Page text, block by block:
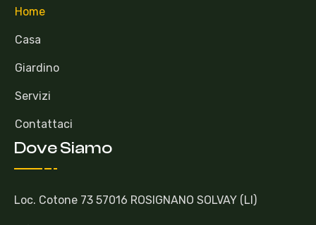
Home
Casa
Giardino
Servizi
Contattaci
Dove Siamo
Loc. Cotone 73 57016 ROSIGNANO SOLVAY (LI)